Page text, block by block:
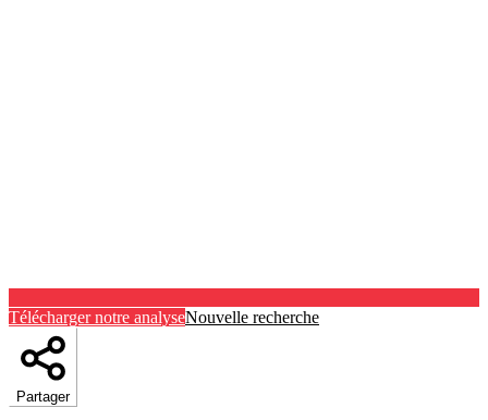
Télécharger notre analyseNouvelle recherche
Partager